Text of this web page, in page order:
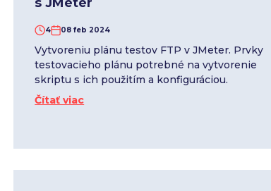
4 08 feb 2024
Vytvoreniu plánu testov FTP v JMeter. Prvky
testovacieho plánu potrebné na vytvorenie
skriptu s ich použitím a konfiguráciou.
Čítať viac